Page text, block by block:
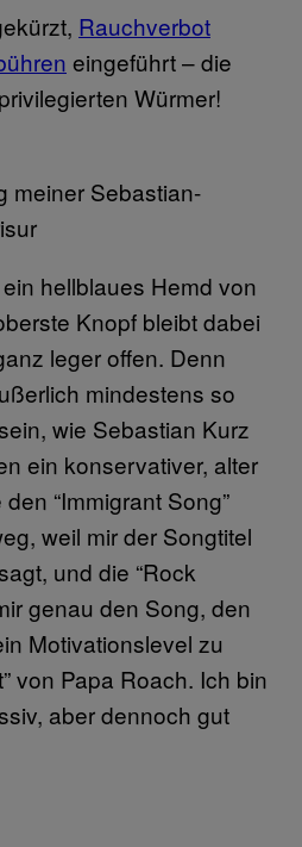
Rauchverbot
eingeführt – die
Würmer!
meiner Sebastian-
hellblaues Hemd von
Knopf bleibt dabei
leger offen. Denn
mindestens so
wie Sebastian Kurz
ein konservativer, alter
“Immigrant Song”
weil mir der Songtitel
und die “Rock
genau den Song, den
Motivationslevel zu
von Papa Roach. Ich bin
aber dennoch gut